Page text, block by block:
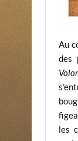
Au
des
les